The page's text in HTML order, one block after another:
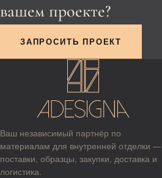
вашем проекте?
ЗАПРОСИТЬ ПРОЕКТ
Ваш независимый партнёр по
материалам для внутренней отделки —
поставки, образцы, закупки, доставка и
логистика.